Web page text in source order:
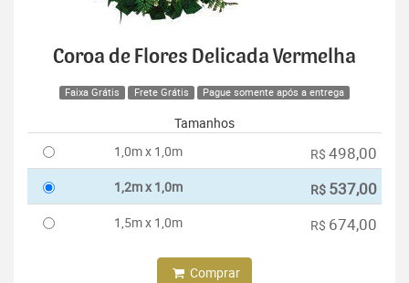
Coroa de Flores Delicada Vermelha
Faixa Grátis Frete Grátis Pague somente após a entrega
Tamanhos
1,0m x 1,0m
R$ 498,00
1,2m x 1,0m R$ 537,00
1,5m x 1,0m R$ 674,00
Comprar